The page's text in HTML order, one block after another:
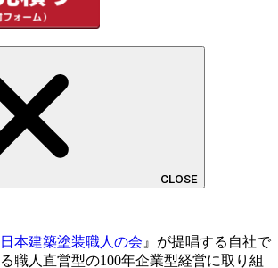
CLOSE
日本建築塗装職人の会 』が提唱する自社で
職人直営型の100年企業型経営に取り組